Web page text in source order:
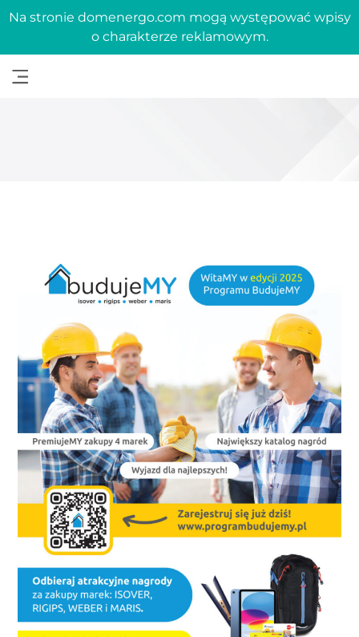
Na stronie domenergo.com mogą występować wpisy
o charakterze reklamowym.